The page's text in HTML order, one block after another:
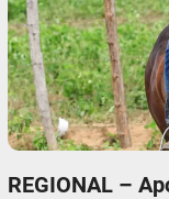
REGIONAL –